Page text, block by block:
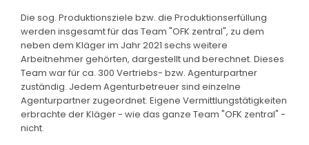
Die sog. Produktionsziele bzw. die Produktionserfüllung
werden insgesamt für das Team "OFK zentral", zu dem
neben dem Kläger im Jahr 2021 sechs weitere
Arbeitnehmer gehörten, dargestellt und berechnet. Dieses
Team war für ca. 300 Vertriebs- bzw. Agenturpartner
zuständig. Jedem Agenturbetreuer sind einzelne
Agenturpartner zugeordnet. Eigene Vermittlungstätigkeiten
erbrachte der Kläger - wie das ganze Team "OFK zentral" -
nicht.